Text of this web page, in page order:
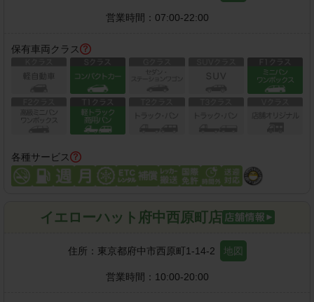
営業時間： 07:00-22:00
保有車両クラス
各種サービス
イエローハット府中西原町店
住所： 東京都府中市西原町1-14-2 地図
営業時間： 10:00-20:00